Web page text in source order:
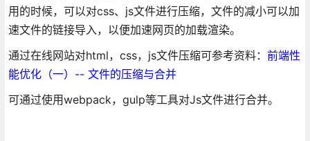
用的时候，可以对css、js文件进行压缩，文件的减小可以加
速文件的链接导入，以便加速网页的加载渲染。
通过在线网站对html，css，js文件压缩可参考资料： 前端性
能优化（一）-- 文件的压缩与合并
可通过使用webpack，gulp等工具对Js文件进行合并。